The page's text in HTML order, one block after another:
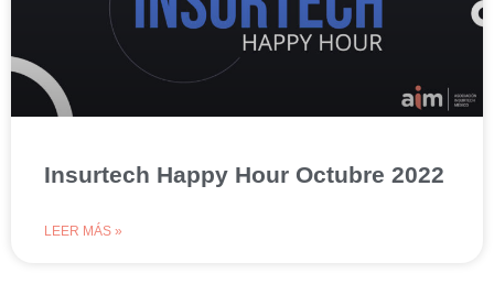
Insurtech Happy Hour Octubre 2022
LEER MÁS »